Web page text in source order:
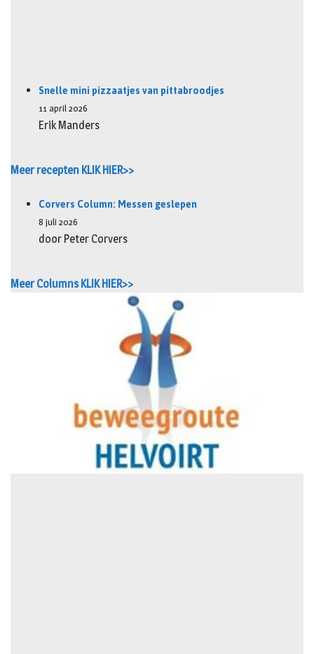
Snelle mini pizzaatjes van pittabroodjes
11 april 2026
Erik Manders
Meer recepten KLIK HIER>>
Corvers Column: Messen geslepen
8 juli 2026
door Peter Corvers
Meer Columns KLIK HIER>>